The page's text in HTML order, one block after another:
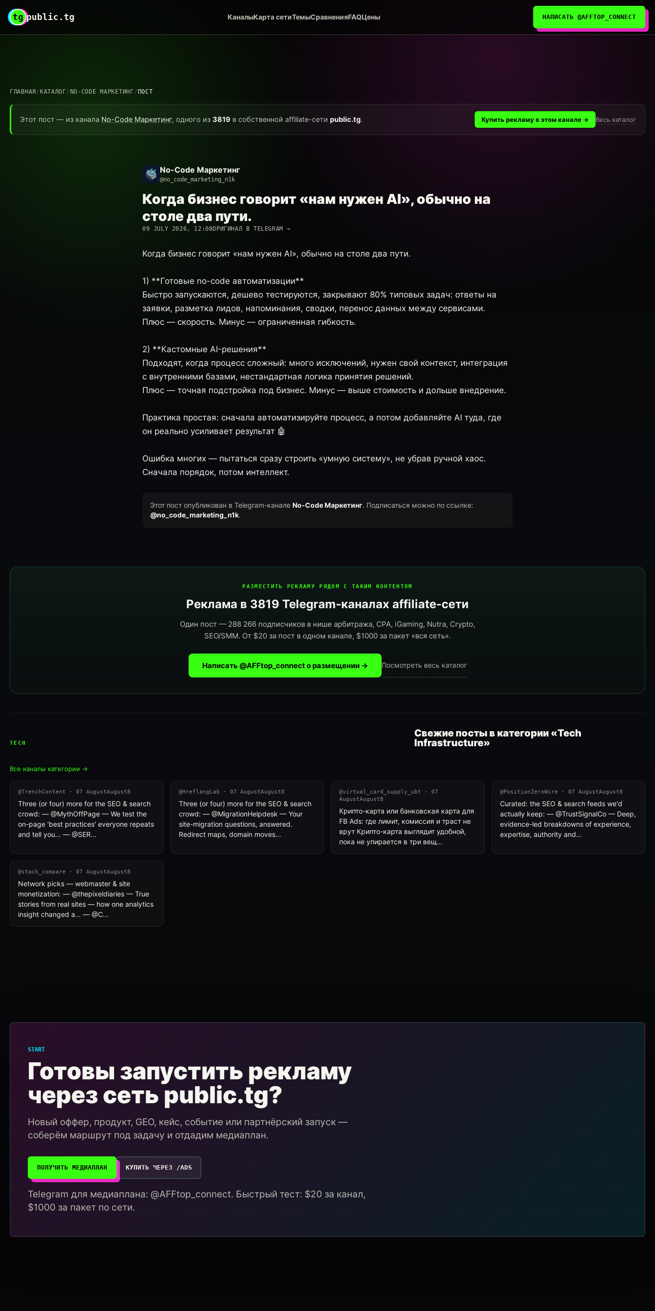
tg public.tg КаналыКарта сетиТемыСравненияFAQЦены НАПИСАТЬ @AFFTOP_CONNECT
ГЛАВНАЯ / КАТАЛОГ/ NO-CODE МАРКЕТИНГ/ ПОСТ
Этот пост — из канала No-Code Маркетинг, одного из 3819 в собственной affiliate-сети public.tg. Купить рекламу в этом канале → Весь каталог
No-Code Маркетинг
@no_code_marketing_n1k
Когда бизнес говорит «нам нужен AI», обычно на
столе два пути.
09 JULY 2026, 12:08ОРИГИНАЛ В TELEGRAM →
Когда бизнес говорит «нам нужен AI», обычно на столе два пути.
1) **Готовые no-code автоматизации**
Быстро запускаются, дешево тестируются, закрывают 80% типовых задач: ответы на
заявки, разметка лидов, напоминания, сводки, перенос данных между сервисами.
Плюс — скорость. Минус — ограниченная гибкость.
2) **Кастомные AI-решения**
Подходят, когда процесс сложный: много исключений, нужен свой контекст, интеграция
с внутренними базами, нестандартная логика принятия решений.
Плюс — точная подстройка под бизнес. Минус — выше стоимость и дольше внедрение.
Практика простая: сначала автоматизируйте процесс, а потом добавляйте AI туда, где
он реально усиливает результат 🤖
Ошибка многих — пытаться сразу строить «умную систему», не убрав ручной хаос.
Сначала порядок, потом интеллект.
Этот пост опубликован в Telegram-канале No-Code Маркетинг. Подписаться можно по ссылке:
@no_code_marketing_n1k.
РАЗМЕСТИТЬ РЕКЛАМУ РЯДОМ С ТАКИМ КОНТЕНТОМ
Реклама в 3819 Telegram-каналах affiliate-сети
Один пост — 288 266 подписчиков в нише арбитража, CPA, iGaming, Nutra, Crypto,
SEO/SMM. От $20 за пост в одном канале, $1000 за пакет «вся сеть».
Написать @AFFtop_connect о размещении → Посмотреть весь каталог
TECH
Свежие посты в категории «Tech
Infrastructure»
Все каналы категории →
@TrenchContent · 07 AugustAugust8
Three (or four) more for the SEO & search
crowd: — @MythOffPage — We test the
on-page 'best practices' everyone repeats
and tell you… — @SER...
@HreflangLab · 07 AugustAugust8
Three (or four) more for the SEO & search
crowd: — @MigrationHelpdesk — Your
site-migration questions, answered.
Redirect maps, domain moves...
@virtual_card_supply_ubt · 07
AugustAugust8
Крипто-карта или банковская карта для
FB Ads: где лимит, комиссия и траст не
врут Крипто-карта выглядит удобной,
пока не упирается в три вещ...
@PositionZeroWire · 07 AugustAugust8
Curated: the SEO & search feeds we'd
actually keep: — @TrustSignalCo — Deep,
evidence-led breakdowns of experience,
expertise, authority and...
@stack_compare · 07 AugustAugust8
Network picks — webmaster & site
monetization: — @thepixeldiaries — True
stories from real sites — how one analytics
insight changed a… — @C...
START
Готовы запустить рекламу
через сеть public.tg?
Новый оффер, продукт, GEO, кейс, событие или партнёрский запуск —
соберём маршрут под задачу и отдадим медиаплан.
ПОЛУЧИТЬ МЕДИАПЛАН КУПИТЬ ЧЕРЕЗ /ADS
Telegram для медиаплана: @AFFtop_connect. Быстрый тест: $20 за канал,
$1000 за пакет по сети.